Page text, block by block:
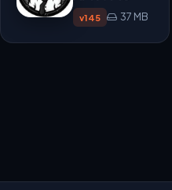
v145 37 MB